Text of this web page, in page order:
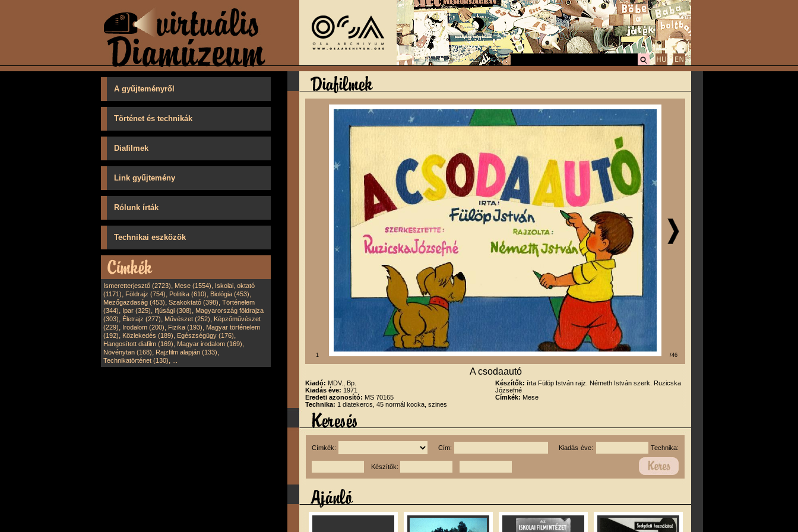
A gyűjteményről
Történet és technikák
Diafilmek
Link gyűjtemény
Rólunk írták
Technikai eszközök
Ismeretterjesztő (2723), Mese (1554), Iskolai, oktató
(1171), Földrajz (754), Politika (610), Biológia (453),
Mezőgazdaság (453), Szakoktató (398), Történelem
(344), Ipar (325), Ifjúsági (308), Magyarország földrajza
(303), Életrajz (277), Művészet (252), Képzőművészet
(229), Irodalom (200), Fizika (193), Magyar történelem
(192), Közlekedés (189), Egészségügy (176),
Hangosított diafilm (169), Magyar irodalom (169),
Növénytan (168), Rajzfilm alapján (133),
Technikatörténet (130),
1 /46
A csodaautó
Kiadó: MDV., Bp.
Kiadás éve: 1971
Eredeti azonosító: MS 70165
Technika: 1 diatekercs, 45 normál kocka, szines
Készítők: írta Fülöp István rajz. Németh István szerk. Ruzicska
Józsefné
Címkék: Mese
Címkék: Cím: Kiadás éve: Technika:
Készítők: